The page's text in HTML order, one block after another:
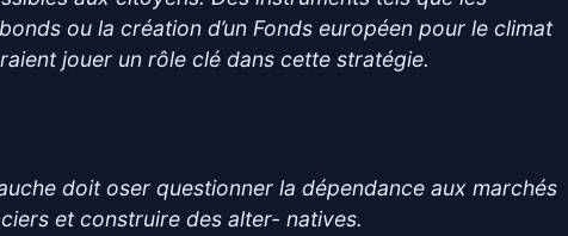
ou la création d’un Fonds européen pour le climat
jouer un rôle clé dans cette stratégie.
doit oser questionner la dépendance aux marchés
et construire des alter- natives.